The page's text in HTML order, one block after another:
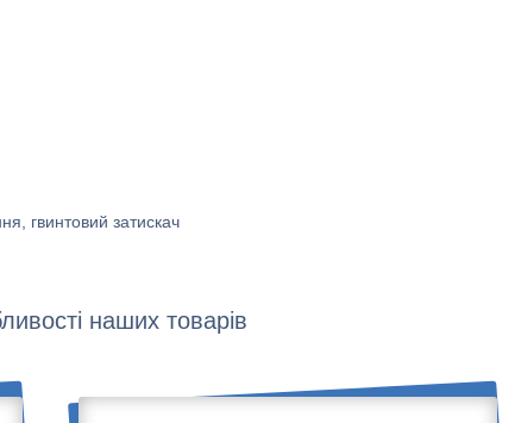
гвинтовий затискач
наших товарів